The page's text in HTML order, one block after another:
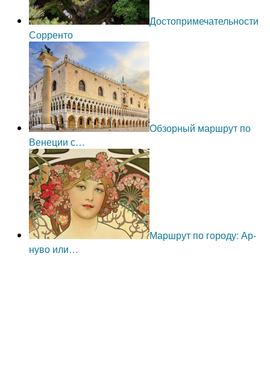
Достопримечательности
Сорренто
Обзорный маршрут по
Венеции с…
Маршрут по городу: Ар-
нуво или…